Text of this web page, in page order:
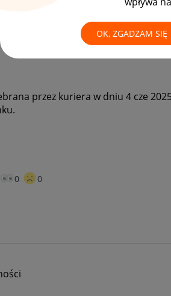
OK, ZGADZAM SIĘ
Allegro One Box
przez kuriera w dniu 4 cze
0 0